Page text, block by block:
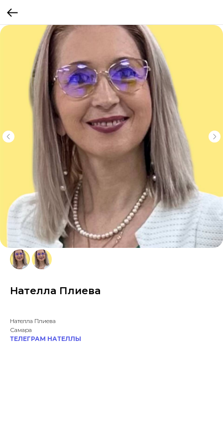
Нателла Плиева
Нателла Плиева
Самара
ТЕЛЕГРАМ НАТЕЛЛЫ